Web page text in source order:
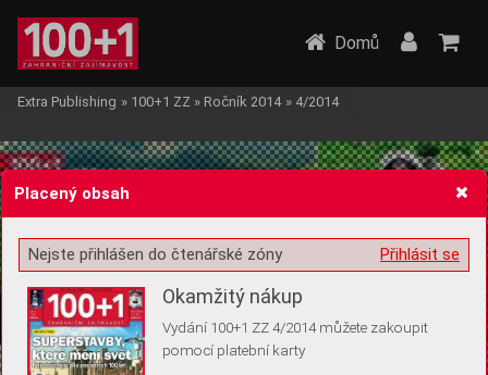
Žádost o souhlas s ukládáním volitelných informací
Domů
Extra Publishing » 100+1 ZZ » Ročník 2014 » 4/2014
Placený obsah
Přihlásit se
Nejste přihlášen do čtenářské zóny
Okamžitý nákup
Vydání 100+1 ZZ 4/2014 můžete zakoupit
pomocí platební karty